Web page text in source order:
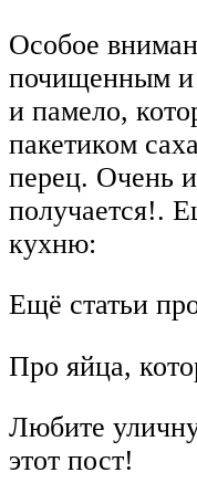
Особое
почищенным и
и памело,
пакетиком
перец. Очень
получается!.
кухню:
Ещё статьи
Про яйца,
Любите
этот пост!